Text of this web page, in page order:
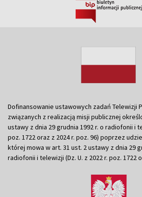
Dofinansowanie ustawowych zadań Telewizji
związanych z realizacją misji publicznej
ustawy z dnia 29 grudnia 1992 r. o radiofonii i
poz. 1722 oraz z 2024 r. poz. 96) poprzez
której mowa w art. 31 ust. 2 ustawy z dnia 29
radiofonii i telewizji (Dz. U. z 2022 r. poz. 1722